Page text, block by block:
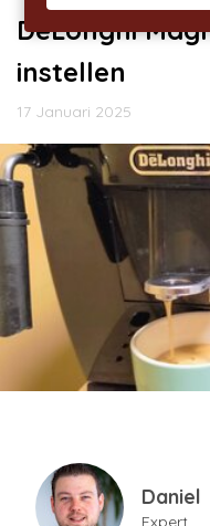
DeLonghi
instellen
17 Januari 2025
Daniel
Expert